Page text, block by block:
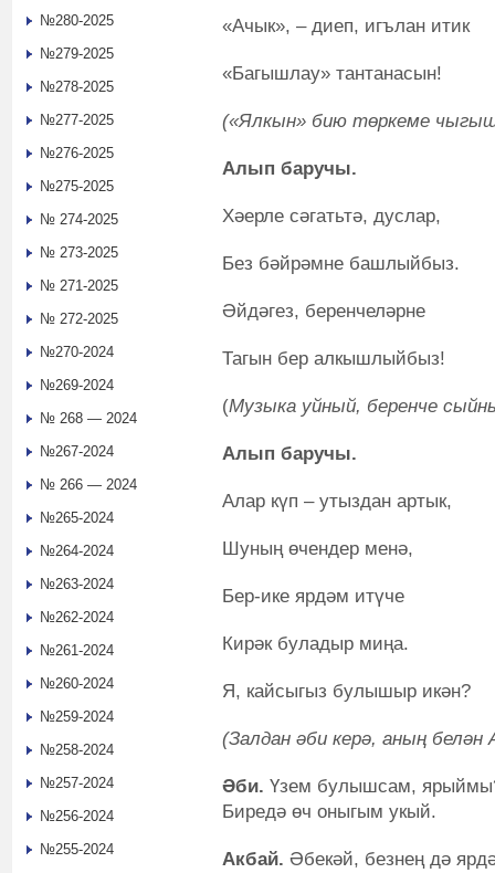
«Ачык», – диеп, игълан итик
«Багышлау» тантанасын!
(«Ялкын» бию төркеме
Алып баручы.
Хәерле сәгатьтә, дуслар,
Без бәйрәмне башлыйбыз.
Әйдәгез, беренчеләрне
Тагын бер алкышлыйбыз!
(Музыка уйный, беренче
Алып баручы.
Алар күп – утыздан артык,
Шуның өчендер менә,
Бер-ике ярдәм итүче
Кирәк буладыр миңа.
Я, кайсыгыз булышыр икән?
(Залдан әби керә, аның
Әби. Үзем булышсам,
Биредә өч оныгым укый.
Акбай. Әбекәй, безнең дә
№280-2025
№279-2025
№278-2025
№277-2025
№276-2025
№275-2025
№ 274-2025
№ 273-2025
№ 271-2025
№ 272-2025
№270-2024
№269-2024
№ 268 — 2024
№267-2024
№ 266 — 2024
№265-2024
№264-2024
№263-2024
№262-2024
№261-2024
№260-2024
№259-2024
№258-2024
№257-2024
№256-2024
№255-2024